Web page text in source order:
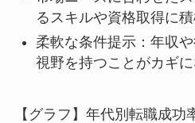
るスキルや資格取得に
柔軟な条件提示：年収
視野を持つことがカギに
【グラフ】年代別転職成功